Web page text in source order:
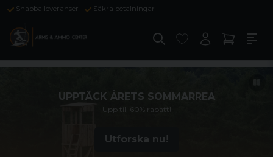
Snabba leveranser Säkra betalningar
UPPTÄCK ÅRETS SOMMARREA
Upp till 60% rabatt!
Utforska nu!